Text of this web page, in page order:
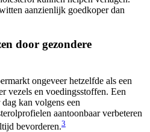
aanzienlijk goedkoper dan
door gezondere
ongeveer hetzelfde als een
vezels en voedingsstoffen. Een
kan volgens een
aantoonbaar verbeteren
bevorderen.3